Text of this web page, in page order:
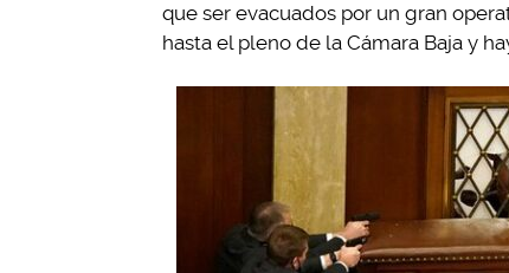
que ser evacuados por un gran
hasta el pleno de la Cámara Baja y